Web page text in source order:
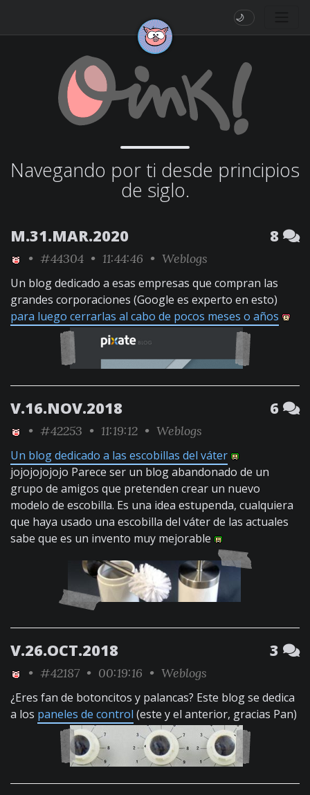
🌙
Navegando por ti desde principios
de siglo.
M.31.MAR.2020 8
• #44304 • 11:44:46 • Weblogs
Un blog dedicado a esas empresas que compran las
grandes corporaciones (Google es experto en esto)
para luego cerrarlas al cabo de pocos meses o años
V.16.NOV.2018 6
• #42253 • 11:19:12 • Weblogs
Un blog dedicado a las escobillas del váter
jojojojojojo Parece ser un blog abandonado de un
grupo de amigos que pretenden crear un nuevo
modelo de escobilla. Es una idea estupenda, cualquiera
que haya usado una escobilla del váter de las actuales
sabe que es un invento muy mejorable
V.26.OCT.2018 3
• #42187 • 00:19:16 • Weblogs
¿Eres fan de botoncitos y palancas? Este blog se dedica
a los paneles de control (este y el anterior, gracias Pan)